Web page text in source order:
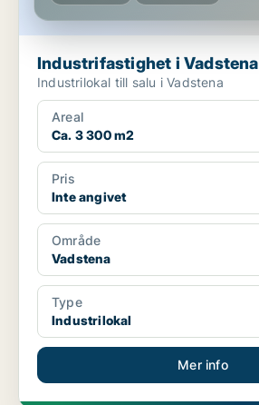
Industrifastighet i Vadstena
Industrilokal till salu i Vadstena
Areal
Ca. 3 300 m2
Pris
Inte angivet
Område
Vadstena
Type
Industrilokal
Mer info